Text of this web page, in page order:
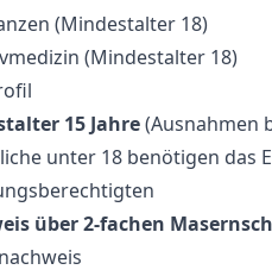
(Mindestalter 18)
(Mindestalter 18)
15 Jahre(Ausnahmen
unter 18 benötigen das
über 2-fachen